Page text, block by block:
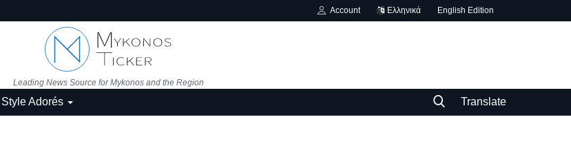
Account Ελληνικά English Edition
Leading News Source for Mykonos and the Region
Style Adorés Translate